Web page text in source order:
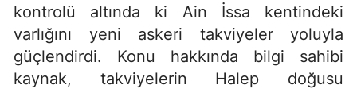
kontrolü altında ki Ain İssa kentindeki
varlığını yeni askeri takviyeler yoluyla
güçlendirdi. Konu hakkında bilgi sahibi
kaynak, takviyelerin Halep doğusu